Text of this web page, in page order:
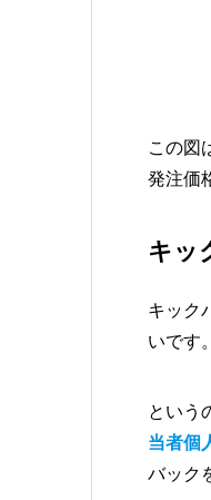
この図
発注価
キッ
キック
いです。
という
当者個
バック